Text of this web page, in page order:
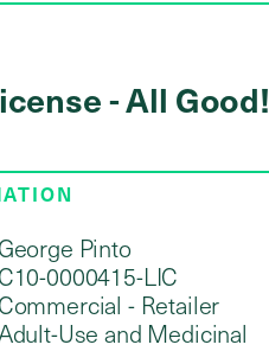
- All Good!
George Pinto
C10-0000415-LIC
Commercial - Retailer
Use and Medicinal